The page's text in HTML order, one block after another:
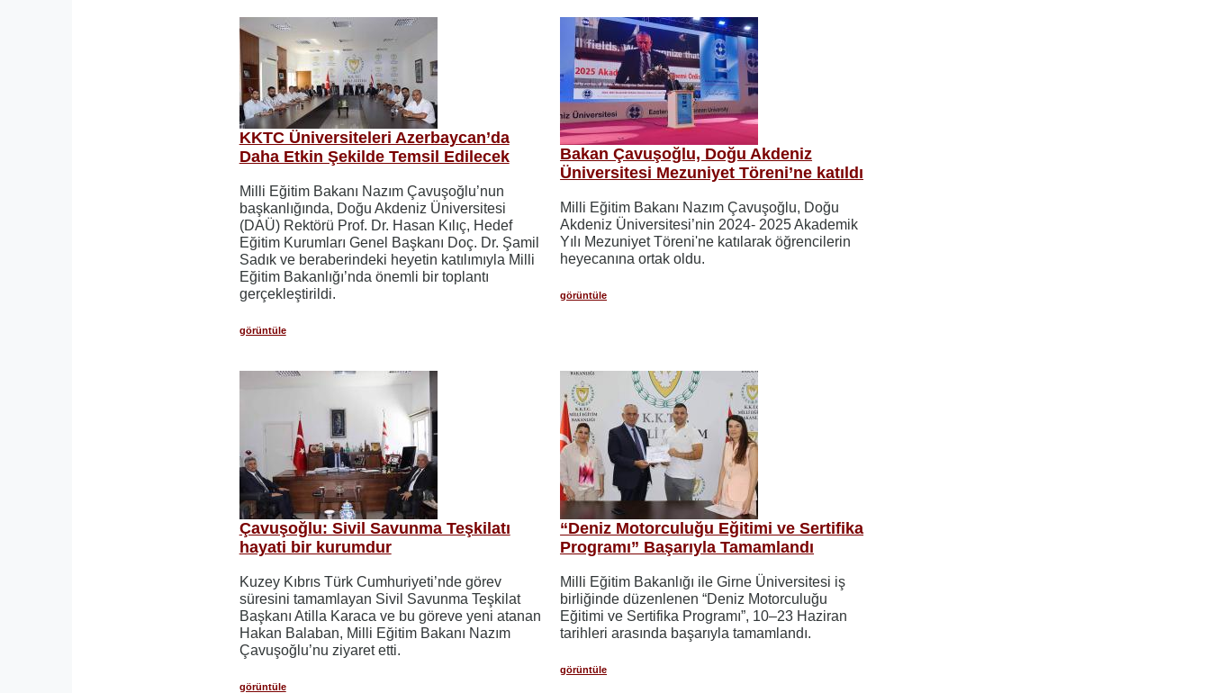
KKTC Üniversiteleri Azerbaycan’da
Daha Etkin Şekilde Temsil Edilecek
Milli Eğitim Bakanı Nazım Çavuşoğlu’nun
başkanlığında, Doğu Akdeniz Üniversitesi
(DAÜ) Rektörü Prof. Dr. Hasan Kılıç, Hedef
Eğitim Kurumları Genel Başkanı Doç. Dr. Şamil
Sadık ve beraberindeki heyetin katılımıyla Milli
Eğitim Bakanlığı’nda önemli bir toplantı
gerçekleştirildi.
görüntüle
Bakan Çavuşoğlu, Doğu Akdeniz
Üniversitesi Mezuniyet Töreni’ne katıldı
Milli Eğitim Bakanı Nazım Çavuşoğlu, Doğu
Akdeniz Üniversitesi’nin 2024- 2025 Akademik
Yılı Mezuniyet Töreni'ne katılarak öğrencilerin
heyecanına ortak oldu.
görüntüle
Çavuşoğlu: Sivil Savunma Teşkilatı
hayati bir kurumdur
Kuzey Kıbrıs Türk Cumhuriyeti’nde görev
süresini tamamlayan Sivil Savunma Teşkilat
Başkanı Atilla Karaca ve bu göreve yeni atanan
Hakan Balaban, Milli Eğitim Bakanı Nazım
Çavuşoğlu’nu ziyaret etti.
görüntüle
“Deniz Motorculuğu Eğitimi ve Sertifika
Programı” Başarıyla Tamamlandı
Milli Eğitim Bakanlığı ile Girne Üniversitesi iş
birliğinde düzenlenen “Deniz Motorculuğu
Eğitimi ve Sertifika Programı”, 10–23 Haziran
tarihleri arasında başarıyla tamamlandı.
görüntüle